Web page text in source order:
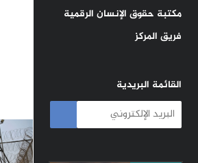
مكتبة حقوق الإنسان الرقمية
فريق المركز
القائمة البريدية